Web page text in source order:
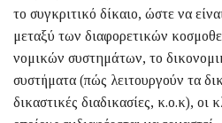
το συγκριτικό δίκαιο, ώστε να
μεταξύ των διαφορετικών
νομικών συστημάτων, το
συστήματα (πώς λειτουργούν τα
δικαστικές διαδικασίες, κ.ο.κ), οι